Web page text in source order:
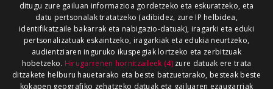
ditugu zure gailuan informazioa gordetzeko eta eskuratzeko, eta
datu pertsonalak tratatzeko (adibidez, zure IP helbidea,
identifikatzaile bakarrak eta nabigazio-datuak), iragarki eta eduki
pertsonalizatuak eskaintzeko, iragarkiak eta edukia neurtzeko,
audientziaren inguruko ikuspegiak lortzeko eta zerbitzuak
hobetzeko. Hirugarrenen hornitzaileek (4)zure datuak ere trata
ditzakete helburu hauetarako eta beste batzuetarako, besteak beste
kokapen geografiko zehatzeko datuak eta gailuaren ezaugarriak